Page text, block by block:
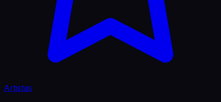
Artistas